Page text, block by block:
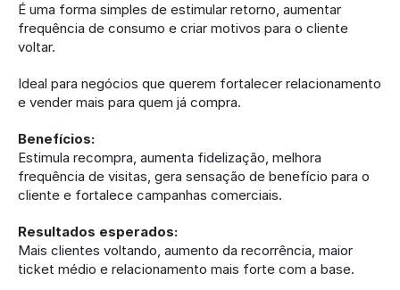
É uma forma simples de estimular retorno, aumentar
frequência de consumo e criar motivos para o cliente
voltar.
Ideal para negócios que querem fortalecer relacionamento
e vender mais para quem já compra.
Benefícios:
Estimula recompra, aumenta fidelização, melhora
frequência de visitas, gera sensação de benefício para o
cliente e fortalece campanhas comerciais.
Resultados esperados:
Mais clientes voltando, aumento da recorrência, maior
ticket médio e relacionamento mais forte com a base.